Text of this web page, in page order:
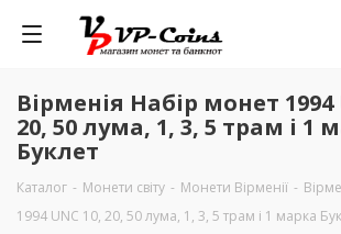
Вірменія Набір монет 1994
20, 50 лума, 1, 3, 5 трам і 1
Буклет
Каталог - Монети світу - Монети Вірменії -
1994 UNC 10, 20, 50 лума, 1, 3, 5 трам і 1 марка